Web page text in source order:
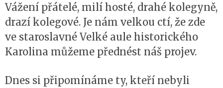
Vážení přátelé, milí hosté, drahé kolegyně,
drazí kolegové. Je nám velkou ctí, že zde
ve staroslavné Velké aule historického
Karolina můžeme přednést náš projev.
Dnes si připomínáme ty, kteří nebyli